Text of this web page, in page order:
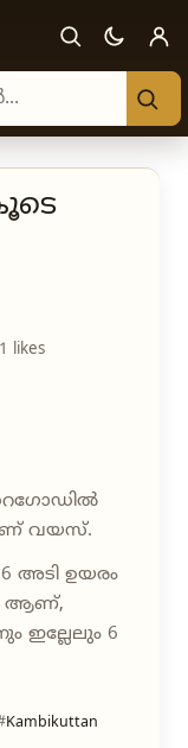
likes
വയസ്.
അടി ഉയരം
ആണ്,
ഇല്ലേലും 6
Kambikuttan